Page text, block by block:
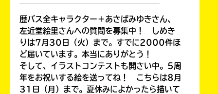
Loading...
歴バス全キャラクター＋あさばみゆきさん、
左近堂絵里さんへの質問を募集中！ しめき
りは7月30日（火）まで。すでに2000件ほ
ど届いています。本当にありがとう！
そして、イラストコンテストも開さい中。5周
年をお祝いする絵を送ってね！ こちらは8月
31日（月）まで。夏休みによかったら描いて